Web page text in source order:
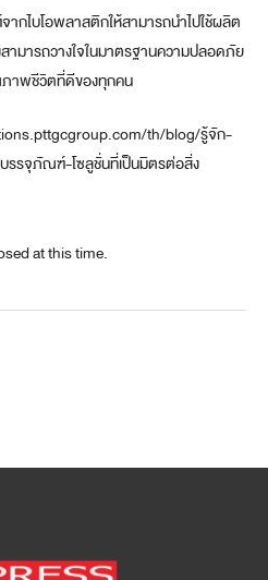
ไบโอพลาสติกให้สามารถนำไปใช้ผลิต
ามารถวางใจในมาตรฐานความปลอดภัย
ภาพชีวิตที่ดีของทุกคน
th/blog/รู้จัก-
รจุภัณฑ์-โซลูชั่นที่เป็นมิตรต่อสิ่ง
at this time.